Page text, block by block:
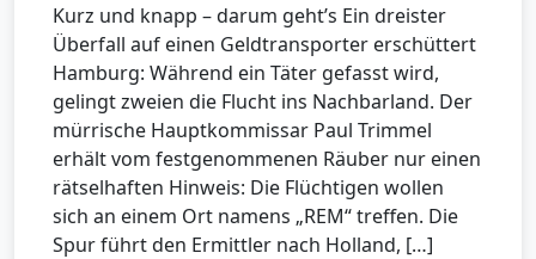
Kurz und knapp – darum geht’s Ein dreister
Überfall auf einen Geldtransporter erschüttert
Hamburg: Während ein Täter gefasst wird,
gelingt zweien die Flucht ins Nachbarland. Der
mürrische Hauptkommissar Paul Trimmel
erhält vom festgenommenen Räuber nur einen
rätselhaften Hinweis: Die Flüchtigen wollen
sich an einem Ort namens „REM“ treffen. Die
Spur führt den Ermittler nach Holland, […]